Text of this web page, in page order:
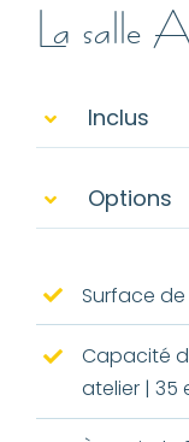
La salle
Inclus
Options
Surface
Capacité
atelier | 35